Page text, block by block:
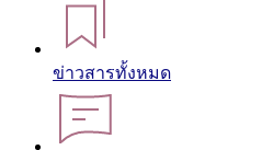
ข่าวสารทั้งหมด